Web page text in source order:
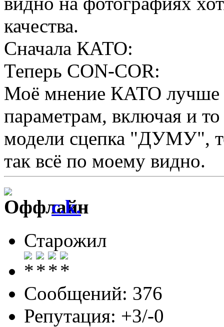
качества.
Сначала КАТО:
Теперь CON-COR:
Моё мнение КАТО лучше
параметрам, включая и
модели сцепка "ДУМУ",
так всё по моему видно.
c.k.
Старожил
Сообщений: 376
Репутация: +3/-0